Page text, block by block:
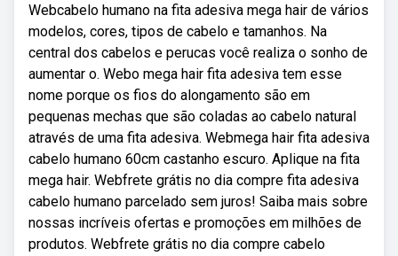
Webcabelo humano na fita adesiva mega hair de vários
modelos, cores, tipos de cabelo e tamanhos. Na
central dos cabelos e perucas você realiza o sonho de
aumentar o. Webo mega hair fita adesiva tem esse
nome porque os fios do alongamento são em
pequenas mechas que são coladas ao cabelo natural
através de uma fita adesiva. Webmega hair fita adesiva
cabelo humano 60cm castanho escuro. Aplique na fita
mega hair. Webfrete grátis no dia compre fita adesiva
cabelo humano parcelado sem juros! Saiba mais sobre
nossas incríveis ofertas e promoções em milhões de
produtos. Webfrete grátis no dia compre cabelo